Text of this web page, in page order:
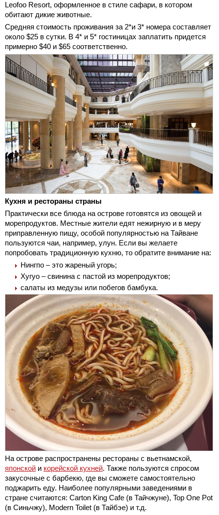
Leofoo Resort, оформленное в стиле сафари, в котором
обитают дикие животные.
Средняя стоимость проживания за 2*и 3* номера составляет
около $25 в сутки. В 4* и 5* гостиницах заплатить придется
примерно $40 и $65 соответственно.
Кухня и рестораны страны
Практически все блюда на острове готовятся из овощей и
морепродуктов. Местные жители едят нежирную и в меру
приправленную пищу, особой популярностью на Тайване
пользуются чаи, например, улун. Если вы желаете
попробовать традиционную кухню, то обратите внимание на:
Нингпо – это жареный угорь;
Хугуо – свинина с пастой из морепродуктов;
салаты из медузы или побегов бамбука.
На острове распространены рестораны с вьетнамской,
японской и корейской кухней. Также пользуются спросом
закусочные с барбекю, где вы сможете самостоятельно
поджарить еду. Наиболее популярными заведениями в
стране считаются: Carton King Cafe (в Тайчжуне), Top One Pot
(в Синьчжу), Modern Toilet (в Тайбэе) и т.д.